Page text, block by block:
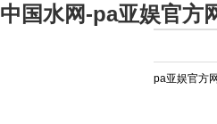
中国水网-pa亚娱官方
pa亚娱官方